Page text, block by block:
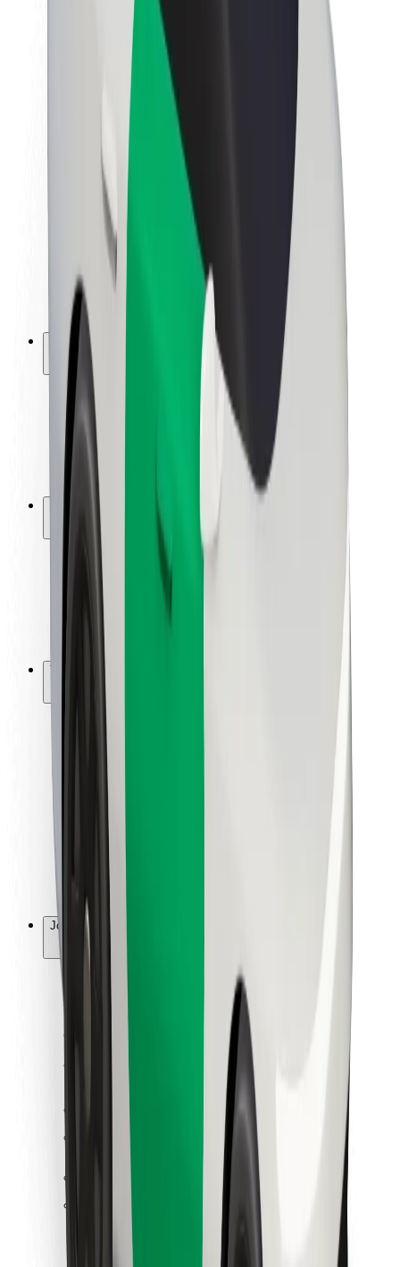
Kestävä kehitys Boltilla
Project Zero
Uutishuone
Brändiohjeistus
Missio
Sijoittajasuhteet
Brändi
Media
Urban Fund
Turvallisuus
Matkustajan turvallisuus
Kuljettajan turvallisuus
Potkulautojen turvallisuus
Turvallisuus Lab
Kaupungit
Sijainnit
Kaupunkiratkaisut
Boltin lataustelineet
Tuki
Kuljettajille
Ruokaläheteille
Fleet Ownereille
Ravintoloille
Bolt for Business
Jotain muuta
Tavarantoimittajille
Ehdot
Turvallisuus
Hanki kyyti hetkessä!
Lataa Bolt-sovellus
Löydä lempiruokasi!
Lataa Bolt Food -sovellus